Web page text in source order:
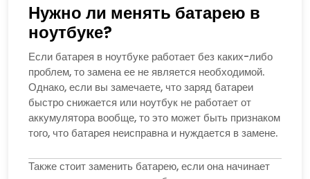
Нужно ли менять батарею в
ноутбуке?
Если батарея в ноутбуке работает без каких-либо
проблем, то замена ее не является необходимой.
Однако, если вы замечаете, что заряд батареи
быстро снижается или ноутбук не работает от
аккумулятора вообще, то это может быть признаком
того, что батарея неисправна и нуждается в замене.
Также стоит заменить батарею, если она начинает